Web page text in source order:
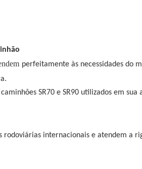
perfeitamente às necessidades do
rodoviárias internacionais e atendem a